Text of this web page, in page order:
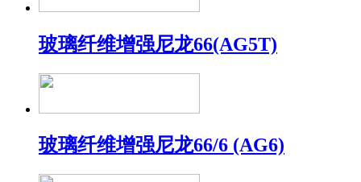
玻璃纤维增强尼龙66(AG5T)
玻璃纤维增强尼龙66/6 (AG6)